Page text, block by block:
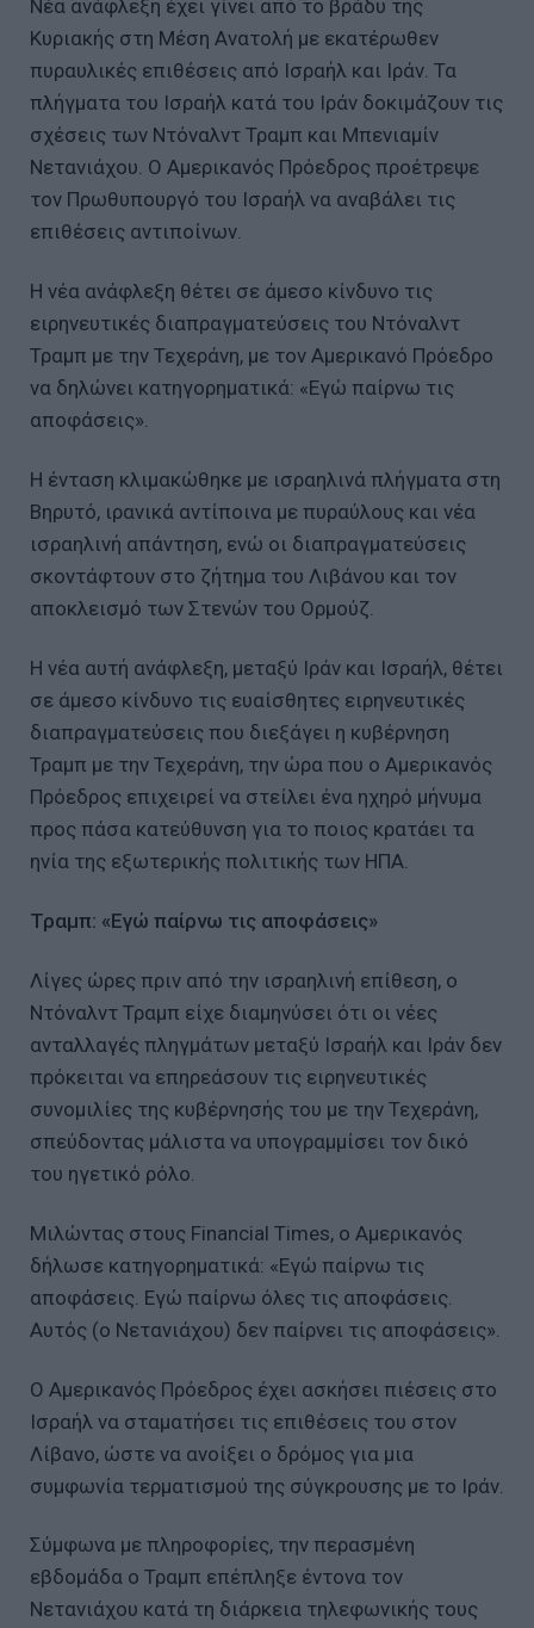
Νέα ανάφλεξη έχει γίνει από το βράδυ της
Κυριακής στη Μέση Ανατολή με εκατέρωθεν
πυραυλικές επιθέσεις από Ισραήλ και Ιράν. Τα
πλήγματα του Ισραήλ κατά του Ιράν δοκιμάζουν τις
σχέσεις των Ντόναλντ Τραμπ και Μπενιαμίν
Νετανιάχου. Ο Αμερικανός Πρόεδρος προέτρεψε
τον Πρωθυπουργό του Ισραήλ να αναβάλει τις
επιθέσεις αντιποίνων.
Η νέα ανάφλεξη θέτει σε άμεσο κίνδυνο τις
ειρηνευτικές διαπραγματεύσεις του Ντόναλντ
Τραμπ με την Τεχεράνη, με τον Αμερικανό Πρόεδρο
να δηλώνει κατηγορηματικά: «Εγώ παίρνω τις
αποφάσεις».
Η ένταση κλιμακώθηκε με ισραηλινά πλήγματα στη
Βηρυτό, ιρανικά αντίποινα με πυραύλους και νέα
ισραηλινή απάντηση, ενώ οι διαπραγματεύσεις
σκοντάφτουν στο ζήτημα του Λιβάνου και τον
αποκλεισμό των Στενών του Ορμούζ.
Η νέα αυτή ανάφλεξη, μεταξύ Ιράν και Ισραήλ, θέτει
σε άμεσο κίνδυνο τις ευαίσθητες ειρηνευτικές
διαπραγματεύσεις που διεξάγει η κυβέρνηση
Τραμπ με την Τεχεράνη, την ώρα που ο Αμερικανός
Πρόεδρος επιχειρεί να στείλει ένα ηχηρό μήνυμα
προς πάσα κατεύθυνση για το ποιος κρατάει τα
ηνία της εξωτερικής πολιτικής των ΗΠΑ.
Τραμπ: «Εγώ παίρνω τις αποφάσεις»
Λίγες ώρες πριν από την ισραηλινή επίθεση, ο
Ντόναλντ Τραμπ είχε διαμηνύσει ότι οι νέες
ανταλλαγές πληγμάτων μεταξύ Ισραήλ και Ιράν δεν
πρόκειται να επηρεάσουν τις ειρηνευτικές
συνομιλίες της κυβέρνησής του με την Τεχεράνη,
σπεύδοντας μάλιστα να υπογραμμίσει τον δικό
του ηγετικό ρόλο.
Μιλώντας στους Financial Times, ο Αμερικανός
δήλωσε κατηγορηματικά: «Εγώ παίρνω τις
αποφάσεις. Εγώ παίρνω όλες τις αποφάσεις.
Αυτός (ο Νετανιάχου) δεν παίρνει τις αποφάσεις».
Ο Αμερικανός Πρόεδρος έχει ασκήσει πιέσεις στο
Ισραήλ να σταματήσει τις επιθέσεις του στον
Λίβανο, ώστε να ανοίξει ο δρόμος για μια
συμφωνία τερματισμού της σύγκρουσης με το Ιράν.
Σύμφωνα με πληροφορίες, την περασμένη
εβδομάδα ο Τραμπ επέπληξε έντονα τον
Νετανιάχου κατά τη διάρκεια τηλεφωνικής τους